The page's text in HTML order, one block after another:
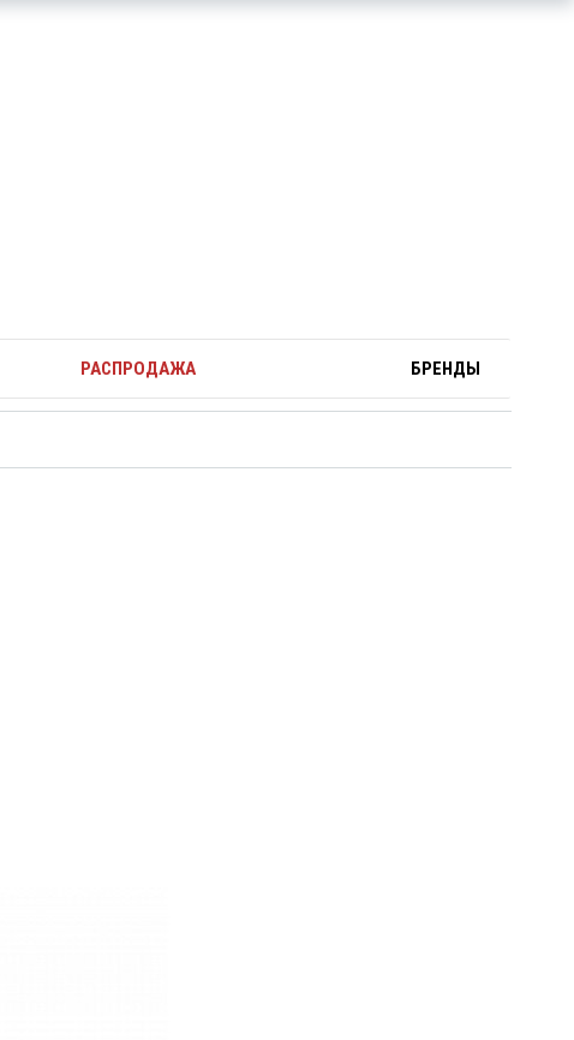
РАСПРОДАЖА БРЕНДЫ